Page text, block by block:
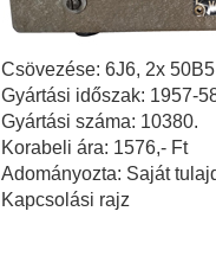
Csövezése: 6J6, 2x
Gyártási időszak: 1957-
Gyártási száma: 10380.
Korabeli ára: 1576,- Ft
Adományozta: Saját
Kapcsolási rajz